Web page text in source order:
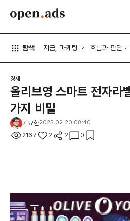
탐색 지금, 마케팅 흐름과 판단
경제
올리브영 스마트 전자라
가지 비밀
기묘한2025.02.20 08:40
2167 2 2 0